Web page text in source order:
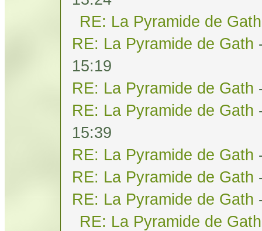
RE: La Pyramide de Gath
RE: La Pyramide de Gath
15:19
RE: La Pyramide de Gath
RE: La Pyramide de Gath
15:39
RE: La Pyramide de Gath
RE: La Pyramide de Gath
RE: La Pyramide de Gath
RE: La Pyramide de Gath